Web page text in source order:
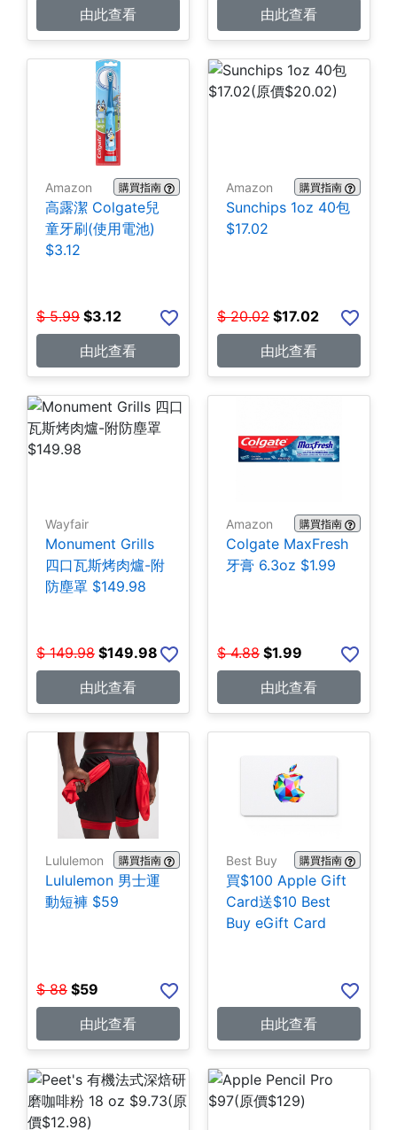
由此查看
由此查看
Amazon 購買指南
高露潔 Colgate兒
童牙刷(使用電池)
$3.12
$ 5.99 $3.12
由此查看
Amazon 購買指南
Sunchips 1oz 40包
$17.02
$ 20.02 $17.02
由此查看
Wayfair
Monument Grills
四口瓦斯烤肉爐-附
防塵罩 $149.98
$ 149.98 $149.98
由此查看
Amazon 購買指南
Colgate MaxFresh
牙膏 6.3oz $1.99
$ 4.88 $1.99
由此查看
Lululemon 購買指南
Lululemon 男士運
動短褲 $59
$ 88 $59
由此查看
Best Buy 購買指南
買$100 Apple Gift
Card送$10 Best
Buy eGift Card
由此查看